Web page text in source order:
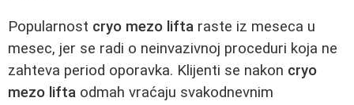
Popularnost cryo mezo lifta raste iz meseca u
mesec, jer se radi o neinvazivnoj proceduri koja ne
zahteva period oporavka. Klijenti se nakon cryo
mezo lifta odmah vraćaju svakodnevnim